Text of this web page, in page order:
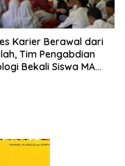
Karier Berawal dari
Tim Pengabdian
Bekali Siswa MA